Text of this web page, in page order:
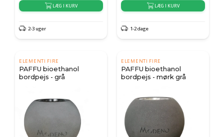
LÆG I KURV
2-3 uger
LÆG I KURV
1-2 dage
ELEMENTI FIRE
PAFFU bioethanol
bordpejs - grå
ELEMENTI FIRE
PAFFU bioethanol
bordpejs - mørk grå